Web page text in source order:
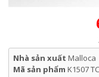
Nhà sản xuất Malloca
Mã sản phẩm K1507 TC